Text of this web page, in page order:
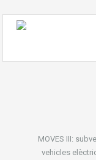
MOVES III:
vehicles